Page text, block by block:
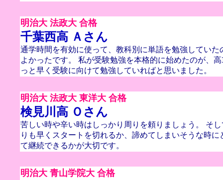
明治大 法政大 合格
千葉西高 Ａさん
通学時間を有効に使って、教科別に単語を勉強していた
よかったです。 私が受験勉強を本格的に始めたのが、
っと早く受験に向けて勉強していればと思いました。
明治大 法政大 東洋大 合格
検見川高 Ｏさん
苦しい時や辛い時はしっかり周りを頼りましょう。 そ
りも早くスタートを切れるか、諦めてしまいそうな時に
て継続できるかが大切です。
明治大 青山学院大 合格